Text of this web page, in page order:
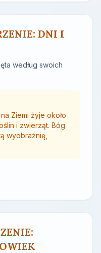
DNI I
według swoich
Ziemi żyje około
i zwierząt. Bóg
wyobraźnię,